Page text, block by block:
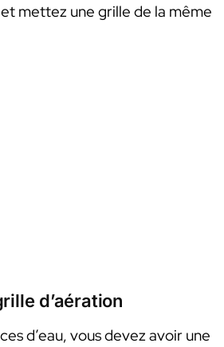
mettez une grille de la même
d’aération
d’eau, vous devez avoir une